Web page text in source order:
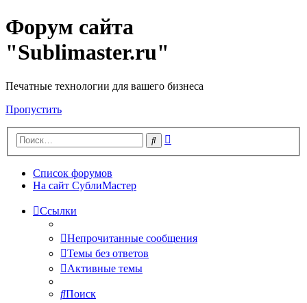
Форум сайта
"Sublimaster.ru"
Печатные технологии для вашего бизнеса
Пропустить
Поиск
Список форумов
На сайт СублиМастер
Ссылки
Непрочитанные сообщения
Темы без ответов
Активные темы
Поиск